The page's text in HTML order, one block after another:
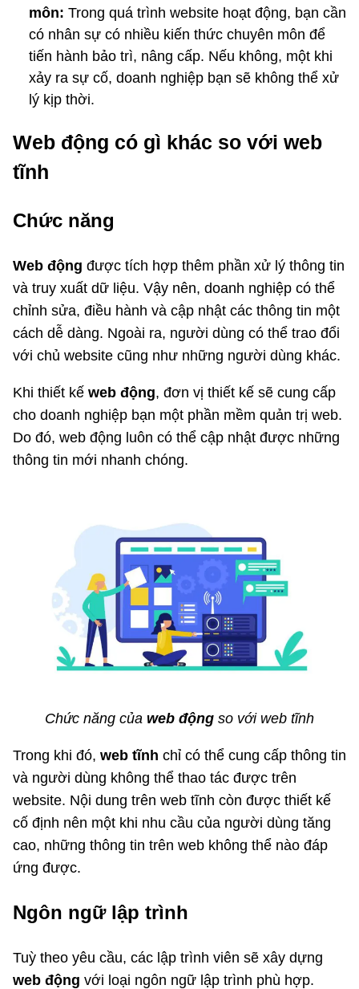
môn: Trong quá trình website hoạt động, bạn cần
có nhân sự có nhiều kiến thức chuyên môn để
tiến hành bảo trì, nâng cấp. Nếu không, một khi
xảy ra sự cố, doanh nghiệp bạn sẽ không thể xử
lý kịp thời.
Web động có gì khác so với web
tĩnh
Chức năng
Web động được tích hợp thêm phần xử lý thông tin
và truy xuất dữ liệu. Vậy nên, doanh nghiệp có thể
chỉnh sửa, điều hành và cập nhật các thông tin một
cách dễ dàng. Ngoài ra, người dùng có thể trao đổi
với chủ website cũng như những người dùng khác.
Khi thiết kế web động, đơn vị thiết kế sẽ cung cấp
cho doanh nghiệp bạn một phần mềm quản trị web.
Do đó, web động luôn có thể cập nhật được những
thông tin mới nhanh chóng.
Chức năng của web động so với web tĩnh
Trong khi đó, web tĩnh chỉ có thể cung cấp thông tin
và người dùng không thể thao tác được trên
website. Nội dung trên web tĩnh còn được thiết kế
cố định nên một khi nhu cầu của người dùng tăng
cao, những thông tin trên web không thể nào đáp
ứng được.
Ngôn ngữ lập trình
Tuỳ theo yêu cầu, các lập trình viên sẽ xây dựng
web động với loại ngôn ngữ lập trình phù hợp.